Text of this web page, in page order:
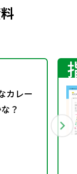
カレー
？